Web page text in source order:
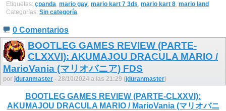
Etiquetas: çpanda, mario gay, mario kart 7 3ds, mario kart 8, mario land
Categorías: Sin categoría
0 Comentarios
BOOTLEG GAMES REVIEW (PARTE-
CLXXVI): AKUMAJOU DRACULA MARIO /
MarioVania (マリオバニア) FDS
por jduranmaster - 28/10/2024 a las 21:29 (jduranmaster)
BOOTLEG GAMES REVIEW (PARTE-CLXXVI):
AKUMAJOU DRACULA MARIO / MarioVania (マリオバニ